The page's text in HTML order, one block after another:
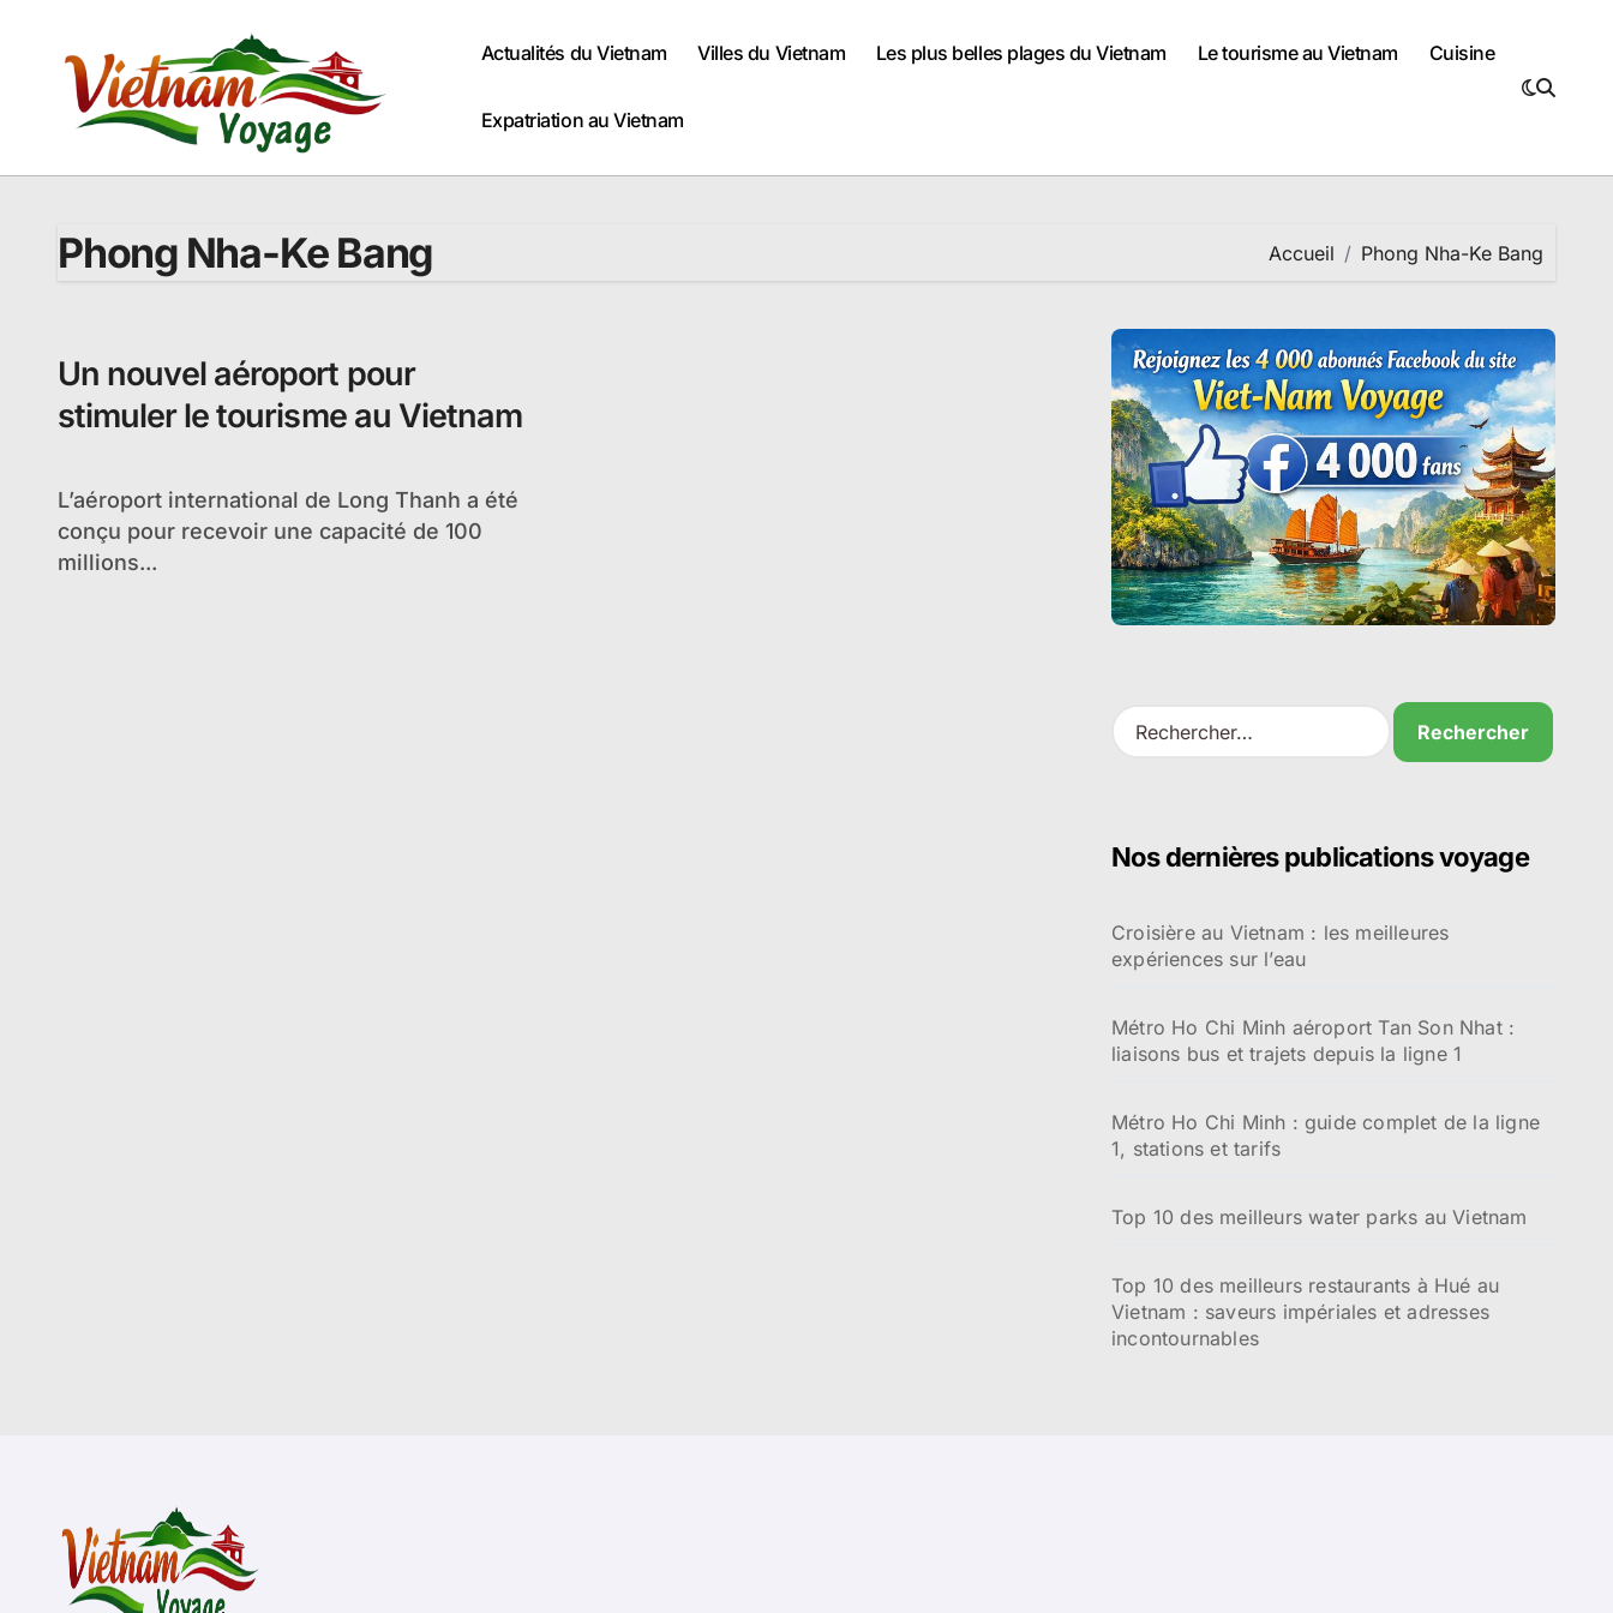
contenu
Actualités du Vietnam Villes du Vietnam Les plus belles plages du Vietnam Le tourisme au Vietnam Cuisine
Expatriation au Vietnam
Phong Nha-Ke Bang Accueil Phong Nha-Ke Bang
Un nouvel aéroport pour
stimuler le tourisme au Vietnam
L’aéroport international de Long Thanh a été
conçu pour recevoir une capacité de 100
millions...
R
e
r
e
r
Nos dernières publications voyage
Croisière au Vietnam : les meilleures
expériences sur l’eau
Métro Ho Chi Minh aéroport Tan Son Nhat :
liaisons bus et trajets depuis la ligne 1
Métro Ho Chi Minh : guide complet de la ligne
1, stations et tarifs
Top 10 des meilleurs water parks au Vietnam
Top 10 des meilleurs restaurants à Hué au
Vietnam : saveurs impériales et adresses
incontournables